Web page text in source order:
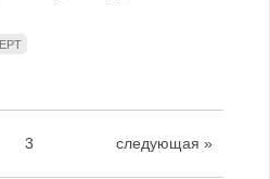
3 следующая »